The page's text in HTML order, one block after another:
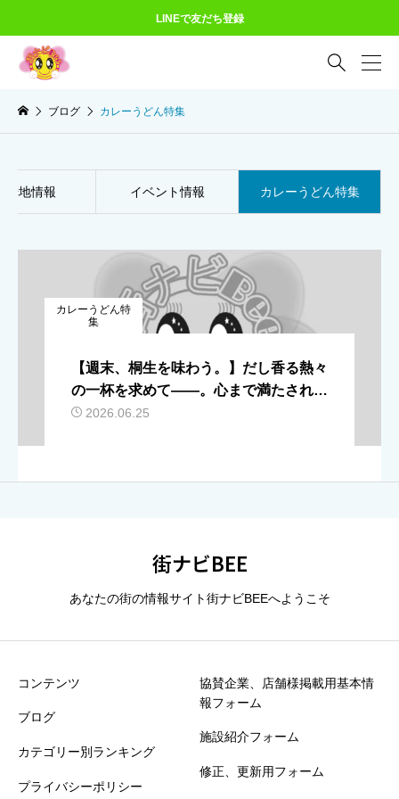
LINEで友だち登録

ブログ カレーうどん特集
光地情報 イベント情報 カレーうどん特集
カレーうどん特
集
【週末、桐生を味わう。】だし香る熱々
の一杯を求めて――。心まで満たされ
る、名物カレーうどん巡り
2026.06.25
街ナビBEE
あなたの街の情報サイト街ナビBEEへようこそ
コンテンツ
ブログ
カテゴリー別ランキング
プライバシーポリシー
協賛企業、店舗様掲載用基本情
報フォーム
施設紹介フォーム
修正、更新用フォーム